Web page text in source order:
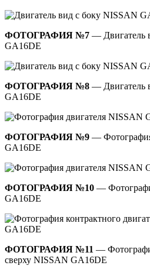
ФОТОГРАФИЯ №7 — Двигатель
GA16DE
ФОТОГРАФИЯ №8 — Двигатель
GA16DE
ФОТОГРАФИЯ №9 —
GA16DE
ФОТОГРАФИЯ №10 —
GA16DE
ФОТОГРАФИЯ №11 —
сверху NISSAN GA16DE